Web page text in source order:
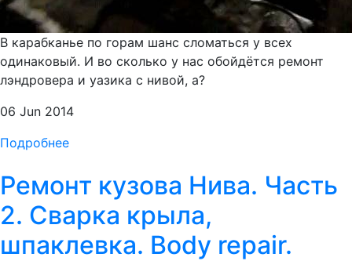
В карабканье по горам шанс сломаться у всех
одинаковый. И во сколько у нас обойдётся ремонт
лэндровера и уазика с нивой, а?
06 Jun 2014
Подробнее
Ремонт кузова Нива. Часть
2. Сварка крыла,
шпаклевка. Body repair.